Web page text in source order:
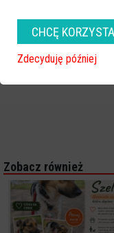
Zobacz również
CHCĘ
Zdecyduję później